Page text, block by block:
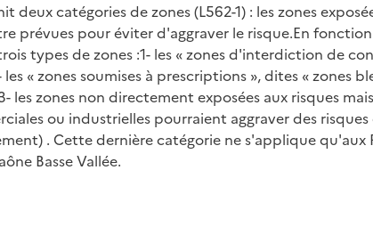
deux catégories de zones (L562-1) : les zones
prévues pour éviter d'aggraver le risque.En
types de zones :1- les « zones d'interdiction de
« zones soumises à prescriptions », dites « zones
zones non directement exposées aux risques
ou industrielles pourraient aggraver des
. Cette dernière catégorie ne s'applique qu'aux
Basse Vallée.